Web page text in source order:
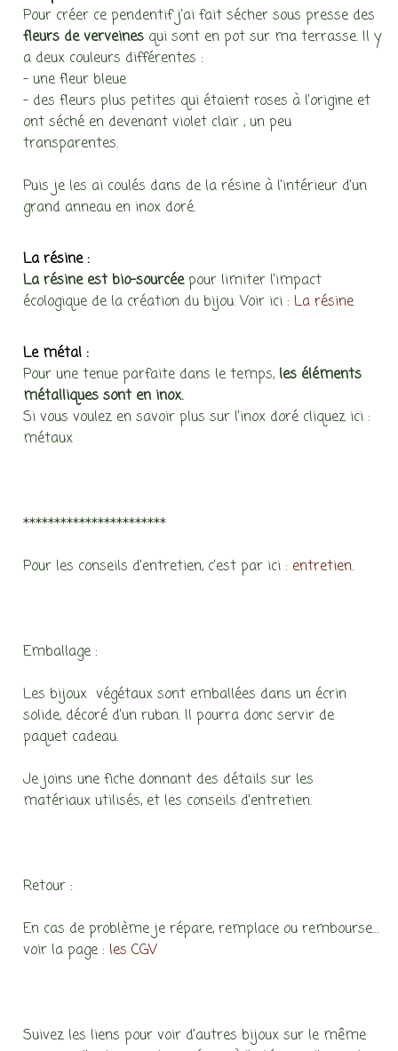
Pour créer ce pendentif j’ai fait sécher sous presse des
fleurs de verveines qui sont en pot sur ma terrasse. Il y
a deux couleurs différentes :
– une fleur bleue
– des fleurs plus petites qui étaient roses à l’origine et
ont séché en devenant violet clair , un peu
transparentes.
Puis je les ai coulés dans de la résine à l’intérieur d’un
grand anneau en inox doré.
La résine :
La résine est bio-sourcéepour limiter l’impact
écologique de la création du bijou. Voir ici : La résine
Le métal :
Pour une tenue parfaite dans le temps, les éléments
métalliques sont en inox.
Si vous voulez en savoir plus sur l’inox doré cliquez ici :
métaux
***********************
Pour les conseils d’entretien, c’est par ici : entretien.
Emballage :
Les bijoux végétaux sont emballées dans un écrin
solide, décoré d’un ruban. Il pourra donc servir de
paquet cadeau.
Je joins une fiche donnant des détails sur les
matériaux utilisés, et les conseils d’entretien.
Retour :
En cas de problème je répare, remplace ou rembourse…
voir la page : les CGV
Suivez les liens pour voir d’autres bijoux sur le même